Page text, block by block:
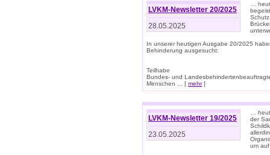
LVKM-Newsletter 20/2025
28.05.2025
…
In unserer heutigen Ausgabe 20/2025
Behinderung ausgesucht:
Teilhabe
Bundes- und
Menschen ... [ mehr]
LVKM-Newsletter 19/2025
23.05.2025
…
der
um